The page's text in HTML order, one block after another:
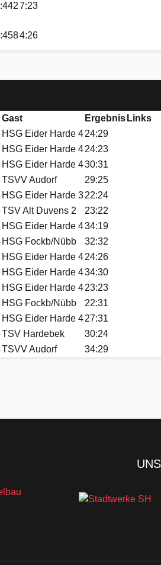
7:23
4:26
Gast Ergebnis Links
HSG Eider Harde 424:29
HSG Eider Harde 424:23
HSG Eider Harde 430:31
TSVV Audorf
29:25
HSG Eider Harde 322:24
TSV Alt Duvens 2
23:22
HSG Eider Harde 434:19
HSG Fockb/Nübb
32:32
HSG Eider Harde 424:26
HSG Eider Harde 434:30
HSG Eider Harde 423:23
HSG Fockb/Nübb
22:31
HSG Eider Harde 427:31
TSV Hardebek
30:24
TSVV Audorf 34:29